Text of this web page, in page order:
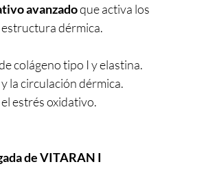
avanzadoque activa los
dérmica.
colágeno tipo I y elastina.
la circulación dérmica.
estrés oxidativo.
de VITARAN I